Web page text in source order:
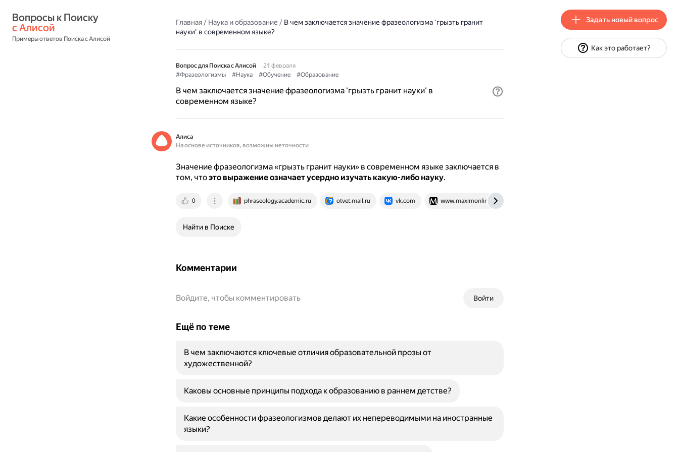
с Алисой
Примеры ответов Поиска с Алисой
Главная/ Наука и образование / В чем заключается значение фразеологизма 'грызть гранит
науки' в современном языке?
Вопрос для Поиска с Алисой
21 февраля
#Фразеологизмы
#Наука #Обучение #Образование
В чем заключается значение фразеологизма 'грызть гранит науки' в
современном языке?
Алиса
На основе источников, возможны неточности
Значение фразеологизма «грызть гранит науки» в современном языке заключается в
том, чтоэто выражение означает усердно изучать какую-либо науку.
0 phraseology.academic.ru otvet.mail.ru vk.com www.maximonline.ru
Найти в Поиске
Комментарии
Войти
Войдите, чтобы комментировать
Ещё по теме
В чем заключаются ключевые отличия образовательной прозы от
художественной?
Каковы основные принципы подхода к образованию в раннем детстве?
Какие особенности фразеологизмов делают их непереводимыми на иностранные
языки?
Задать новый вопрос
Как это работает?